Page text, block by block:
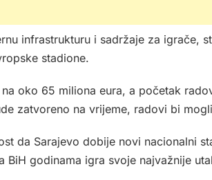
infrastrukturu i sadržaje za igrače,
stadione.
oko 65 miliona eura, a početak
zatvoreno na vrijeme, radovi bi
da Sarajevo dobije novi nacionalni
BiH godinama igra svoje najvažnije